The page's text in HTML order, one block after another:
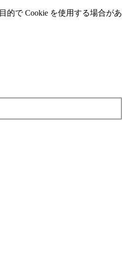
的で Cookie を使⽤する場合があ